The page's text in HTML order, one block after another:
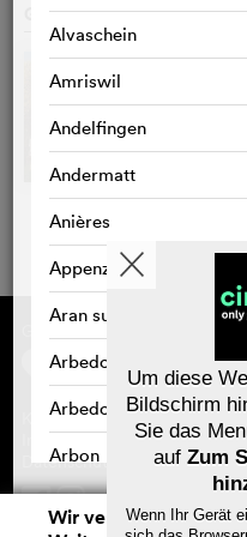
Alvaschein
Amriswil
Andelfingen
Andermatt
Anières
Appenzell
Aran sur Vilette
Arbedo
Arbedo-Castione
Arbon
Arlesheim
GALERIE
Kontakt
Datenschutz
Wir verwenden
Um diese
Bildschirm
Sie das
auf Zum
Wenn Ihr Gerät